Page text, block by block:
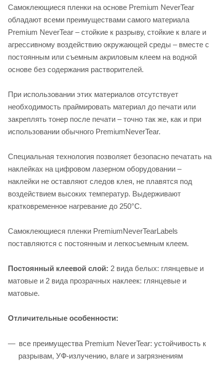
Самоклеющиеся пленки на основе Premium NeverTear
обладают всеми преимуществами самого материала
Premium NeverTear – стойкие к разрыву, стойкие к влаге и
агрессивному воздействию окружающей среды – вместе с
постоянным или съемным акриловым клеем на водной
основе без содержания растворителей.
При использовании этих материалов отсутствует
необходимость праймировать материал до печати или
закреплять тонер после печати – точно так же, как и при
использовании обычного PremiumNeverTear.
Специальная технология позволяет безопасно печатать на
наклейках на цифровом лазерном оборудовании –
наклейки не оставляют следов клея, не плавятся под
воздействием высоких температур. Выдерживают
кратковременное нагревание до 250°С.
Самоклеющиеся пленки PremiumNeverTearLabels
поставляются с постоянным и легкосъемным клеем.
Постоянный клеевой слой: 2 вида белых: глянцевые и
матовые и 2 вида прозрачных наклеек: глянцевые и
матовые.
Отличительные особенности:
все преимущества Premium NeverTear: устойчивость к
разрывам, УФ-излучению, влаге и загрязнениям